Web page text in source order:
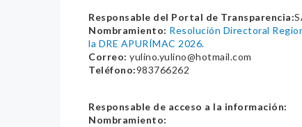
Responsable del Portal de Transparencia:
Nombramiento: Resolución Directoral
la DRE APURÍMAC 2026.
Correo: yulino.yulino@hotmail.com
Teléfono:983766262
Responsable de acceso a la información:
Nombramiento: